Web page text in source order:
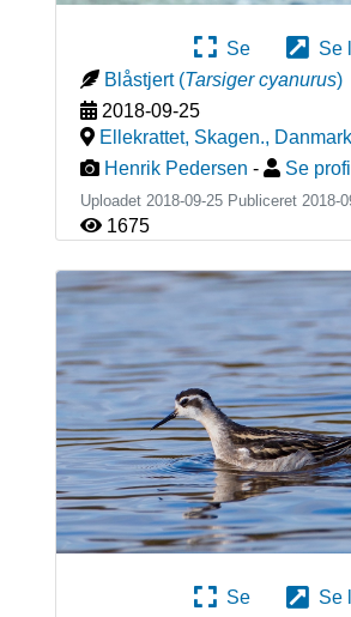
Se
Se
Blåstjert (Tarsiger cyanurus)
2018-09-25
Ellekrattet, Skagen., Danmark
Henrik Pedersen - Se profil
Uploadet 2018-09-25 Publiceret 2018-
1675
Se
Se